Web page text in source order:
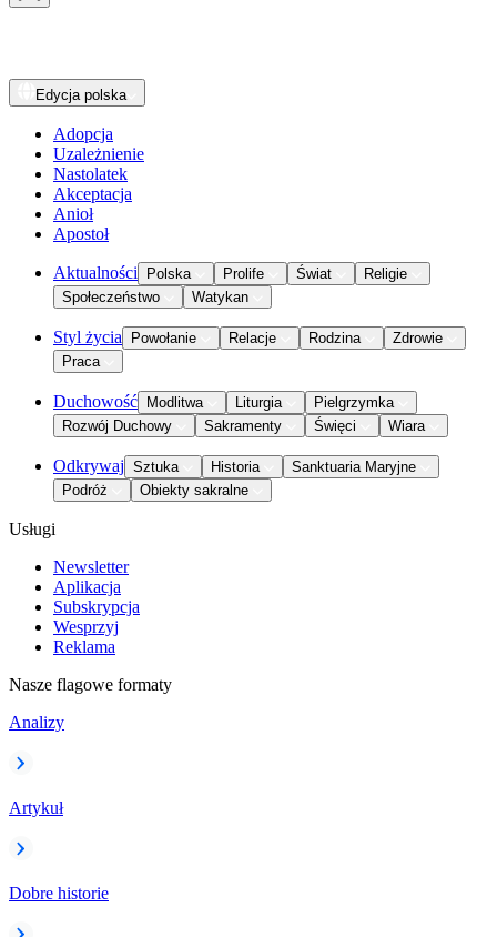
Edycja polska
Adopcja
Uzależnienie
Nastolatek
Akceptacja
Anioł
Apostoł
Aktualności Polska Prolife Świat
Religie
Społeczeństwo
Watykan
Styl życia Powołanie Relacje Rodzina
Zdrowie
Praca
Duchowość Modlitwa Liturgia
Pielgrzymka
Rozwój Duchowy
Sakramenty Święci Wiara
Odkrywaj Sztuka Historia
Sanktuaria Maryjne
Podróż
Obiekty sakralne
Usługi
Newsletter
Aplikacja
Subskrypcja
Wesprzyj
Reklama
Nasze flagowe formaty
Analizy
Artykuł
Dobre historie